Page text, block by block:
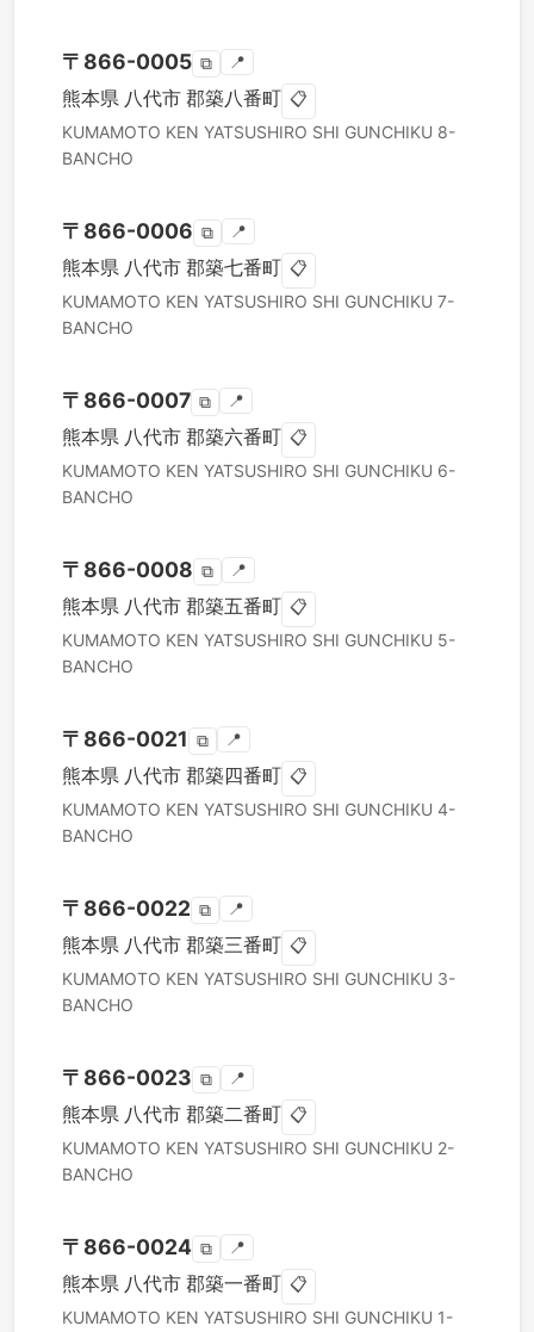
〒 866-0005 ⧉ 📍
熊本県 八代市 郡築八番町 📋
KUMAMOTO KEN YATSUSHIRO SHI GUNCHIKU 8-
BANCHO
〒 866-0006 ⧉ 📍
熊本県 八代市 郡築七番町 📋
KUMAMOTO KEN YATSUSHIRO SHI GUNCHIKU 7-
BANCHO
〒 866-0007 ⧉ 📍
熊本県 八代市 郡築六番町 📋
KUMAMOTO KEN YATSUSHIRO SHI GUNCHIKU 6-
BANCHO
〒 866-0008 ⧉ 📍
熊本県 八代市 郡築五番町 📋
KUMAMOTO KEN YATSUSHIRO SHI GUNCHIKU 5-
BANCHO
〒 866-0021 ⧉ 📍
熊本県 八代市 郡築四番町 📋
KUMAMOTO KEN YATSUSHIRO SHI GUNCHIKU 4-
BANCHO
〒 866-0022 ⧉ 📍
熊本県 八代市 郡築三番町 📋
KUMAMOTO KEN YATSUSHIRO SHI GUNCHIKU 3-
BANCHO
〒 866-0023 ⧉ 📍
熊本県 八代市 郡築二番町 📋
KUMAMOTO KEN YATSUSHIRO SHI GUNCHIKU 2-
BANCHO
〒 866-0024 ⧉ 📍
熊本県 八代市 郡築一番町 📋
KUMAMOTO KEN YATSUSHIRO SHI GUNCHIKU 1-